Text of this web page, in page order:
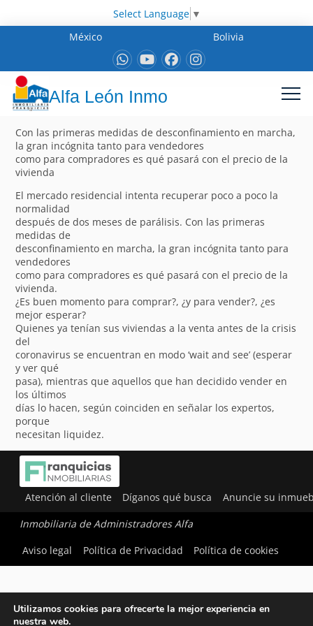
Select Language ▼
México
Bolivia
Alfa León Inmo
Con las primeras medidas de desconfinamiento en marcha,
la gran incógnita tanto para vendedores
como para compradores es qué pasará con el precio de la
vivienda
El mercado residencial intenta recuperar poco a poco la
normalidad
después de dos meses de parálisis. Con las primeras
medidas de
desconfinamiento en marcha, la gran incógnita tanto para
vendedores
como para compradores es qué pasará con el precio de la
vivienda.
¿Es buen momento para comprar?, ¿y para vender?, ¿es
mejor esperar?
Quienes ya tenían sus viviendas a la venta antes de la crisis
del
coronavirus se encuentran en modo ‘wait and see’ (esperar
y ver qué
pasa), mientras que aquellos que han decidido vender en
los últimos
días lo hacen, según coinciden en señalar los expertos,
porque
necesitan liquidez.
Atención al cliente Díganos qué busca Anuncie su
Inmobiliaria de Administradores Alfa
Aviso legal
Política de Privacidad Política de cookies
Utilizamos cookies para ofrecerte la mejor experiencia en
nuestra web.